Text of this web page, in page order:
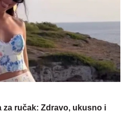
za ručak: Zdravo, ukusno i